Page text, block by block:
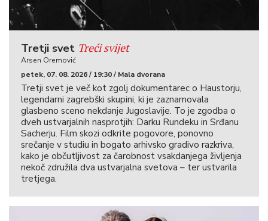
Tretji svet Treći svijet
Arsen Oremović
petek, 07. 08. 2026 / 19:30 / Mala dvorana
Tretji svet je več kot zgolj dokumentarec o Haustorju,
legendarni zagrebški skupini, ki je zaznamovala
glasbeno sceno nekdanje Jugoslavije. To je zgodba o
dveh ustvarjalnih nasprotjih: Darku Rundeku in Srđanu
Sacherju. Film skozi odkrite pogovore, ponovno
srečanje v studiu in bogato arhivsko gradivo razkriva,
kako je občutljivost za čarobnost vsakdanjega življenja
nekoč združila dva ustvarjalna svetova – ter ustvarila
tretjega.